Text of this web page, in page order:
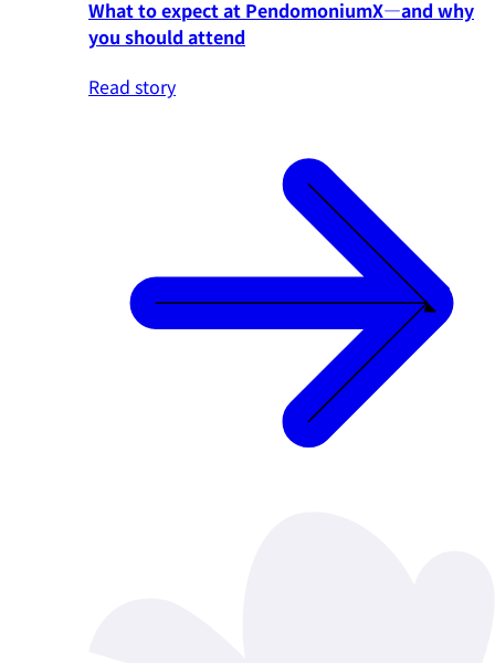
What to expect at PendomoniumX—and why
you should attend
Read story